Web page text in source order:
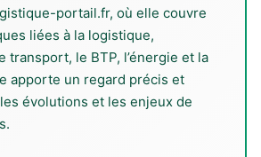
portail.fr, où elle couvre
liées à la logistique,
transport, le BTP, l’énergie et la
apporte un regard précis et
évolutions et les enjeux de